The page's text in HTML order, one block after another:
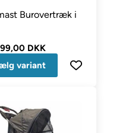
Burovertræk i
DKK
variant